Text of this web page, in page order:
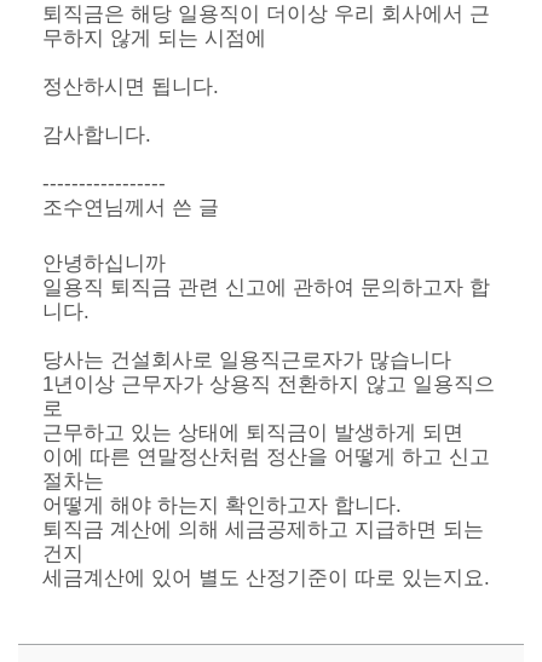
퇴직금은 해당 일용직이 더이상 우리 회사에서 근
무하지 않게 되는 시점에
정산하시면 됩니다.
감사합니다.
-----------------
조수연님께서 쓴 글
안녕하십니까
일용직 퇴직금 관련 신고에 관하여 문의하고자 합
니다.
당사는 건설회사로 일용직근로자가 많습니다
1년이상 근무자가 상용직 전환하지 않고 일용직으
로
근무하고 있는 상태에 퇴직금이 발생하게 되면
이에 따른 연말정산처럼 정산을 어떻게 하고 신고
절차는
어떻게 해야 하는지 확인하고자 합니다.
퇴직금 계산에 의해 세금공제하고 지급하면 되는
건지
세금계산에 있어 별도 산정기준이 따로 있는지요.